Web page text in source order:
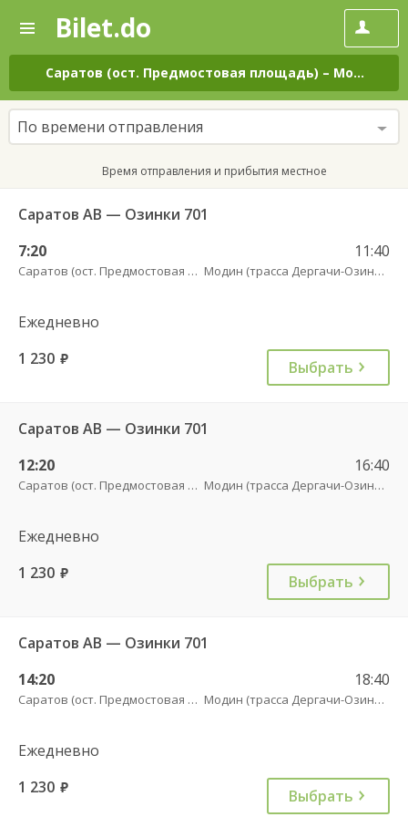
—
Поиск
и
покупка
билетов
на
автобус
онлайн
Bilet.do
Саратов (ост. Предмостовая площадь) – Модин (трасса Дергачи-Озинки)
По времени отправления
Время отправления и прибытия местное
Саратов АВ — Озинки 701
7:20
Саратов (ост. Предмостовая площадь)
11:40
Модин (трасса Дергачи-Озинки)
Ежедневно
1 230 руб. Выбрать
Саратов АВ — Озинки 701
12:20
Саратов (ост. Предмостовая площадь)
16:40
Модин (трасса Дергачи-Озинки)
Ежедневно
1 230 руб. Выбрать
Саратов АВ — Озинки 701
14:20
Саратов (ост. Предмостовая площадь)
18:40
Модин (трасса Дергачи-Озинки)
Ежедневно
1 230 руб. Выбрать